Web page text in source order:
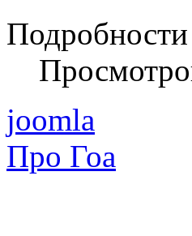
Подробности
joomla
Про Гоа